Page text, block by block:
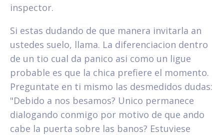
inspector.
Si estas dudando de que manera invitarla an
ustedes suelo, llama. La diferenciacion dentro
de un tio cual da panico asi­ como un ligue
probable es que la chica prefiere el momento.
Preguntate en ti mismo las desmedidos dudas:
"Debido a nos besamos? Unico permanece
dialogando conmigo por motivo de que ando
cabe la puerta sobre las banos? Estuviese